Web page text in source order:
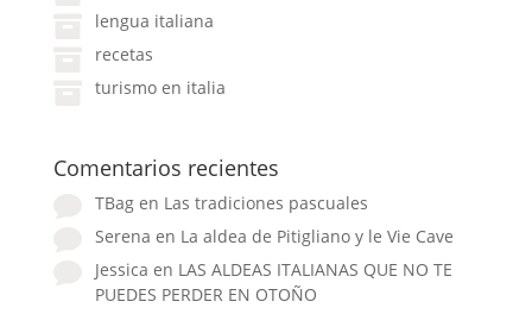
lengua italiana
recetas
turismo en italia
Comentarios recientes
TBagen Las tradiciones pascuales
Serena en La aldea de Pitigliano y le Vie Cave
Jessica en LAS ALDEAS ITALIANAS QUE NO TE
PUEDES PERDER EN OTOÑO